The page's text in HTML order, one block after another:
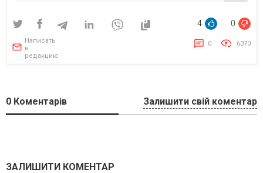
4 0
Написать
в
редакцию
0 6370
0 Коментарів Залишити свій коментар
ЗАЛИШИТИ КОМЕНТАР